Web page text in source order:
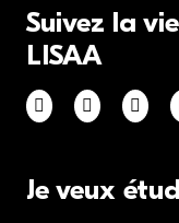
Suivez la
LISAA
Je veux